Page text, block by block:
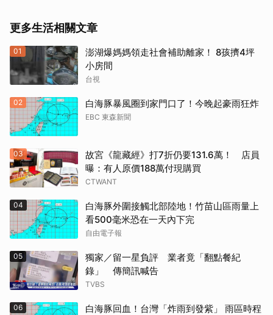
更多生活相關文章
01
澎湖爆媽媽領走社會補助離家！ 8孩擠4坪
小房間
台視
02 白海豚暴風圈到家門口了！今晚起豪雨狂炸
EBC 東森新聞
03
故宮《龍藏經》打7折仍要131.6萬！ 店員
曝：有人原價188萬付現購買
CTWANT
04
白海豚外圍接觸北部陸地！竹苗山區雨量上
看500毫米恐在一天內下完
自由電子報
05
獨家／留一星負評 業者竟「翻點餐紀
錄」 傳簡訊喊告
TVBS
06
白海豚回血！台灣「炸雨到發紫」 雨區時程